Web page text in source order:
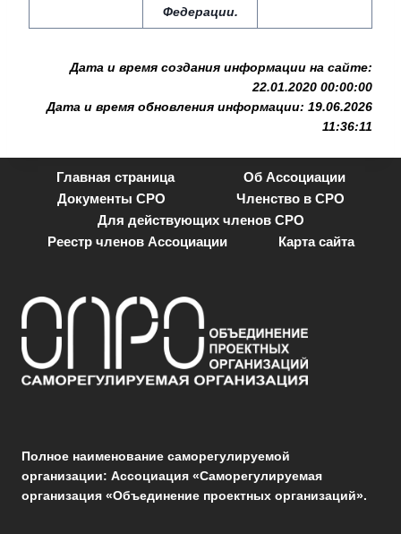
Федерации.
Дата и время создания информации на сайте:
22.01.2020 00:00:00
Дата и время обновления информации: 19.06.2026
11:36:11
Главная страница
Об Ассоциации
Документы СРО
Членство в СРО
Для действующих членов СРО
Реестр членов Ассоциации
Карта сайта
Полное наименование саморегулируемой
организации: Ассоциация «Саморегулируемая
организация «Объединение проектных организаций».